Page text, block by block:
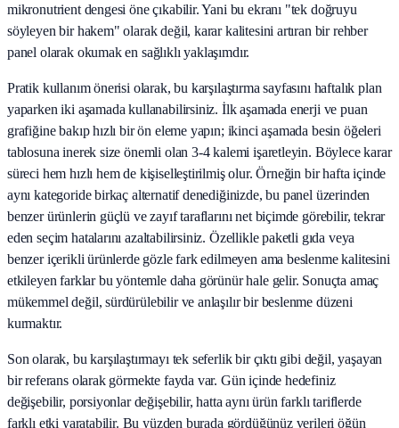
mikronutrient dengesi öne çıkabilir. Yani bu ekranı "tek doğruyu
söyleyen bir hakem" olarak değil, karar kalitesini artıran bir rehber
panel olarak okumak en sağlıklı yaklaşımdır.
Pratik kullanım önerisi olarak, bu karşılaştırma sayfasını haftalık plan
yaparken iki aşamada kullanabilirsiniz. İlk aşamada enerji ve puan
grafiğine bakıp hızlı bir ön eleme yapın; ikinci aşamada besin öğeleri
tablosuna inerek size önemli olan 3-4 kalemi işaretleyin. Böylece karar
süreci hem hızlı hem de kişiselleştirilmiş olur. Örneğin bir hafta içinde
aynı kategoride birkaç alternatif denediğinizde, bu panel üzerinden
benzer ürünlerin güçlü ve zayıf taraflarını net biçimde görebilir, tekrar
eden seçim hatalarını azaltabilirsiniz. Özellikle paketli gıda veya
benzer içerikli ürünlerde gözle fark edilmeyen ama beslenme kalitesini
etkileyen farklar bu yöntemle daha görünür hale gelir. Sonuçta amaç
mükemmel değil, sürdürülebilir ve anlaşılır bir beslenme düzeni
kurmaktır.
Son olarak, bu karşılaştırmayı tek seferlik bir çıktı gibi değil, yaşayan
bir referans olarak görmekte fayda var. Gün içinde hedefiniz
değişebilir, porsiyonlar değişebilir, hatta aynı ürün farklı tariflerde
farklı etki yaratabilir. Bu yüzden burada gördüğünüz verileri öğün